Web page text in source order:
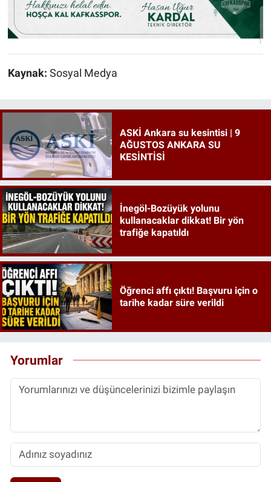
Kaynak: Sosyal Medya
ASKİ Ankara su kesintisi | 9
AĞUSTOS ANKARA SU
KESİNTİSİ
İnegöl-Bozüyük yolunu
kullanacaklar dikkat! Bir yön
trafiğe kapatıldı
Öğrenci affı çıktı! Başvuru için o
tarihe kadar süre verildi
Yorumlar